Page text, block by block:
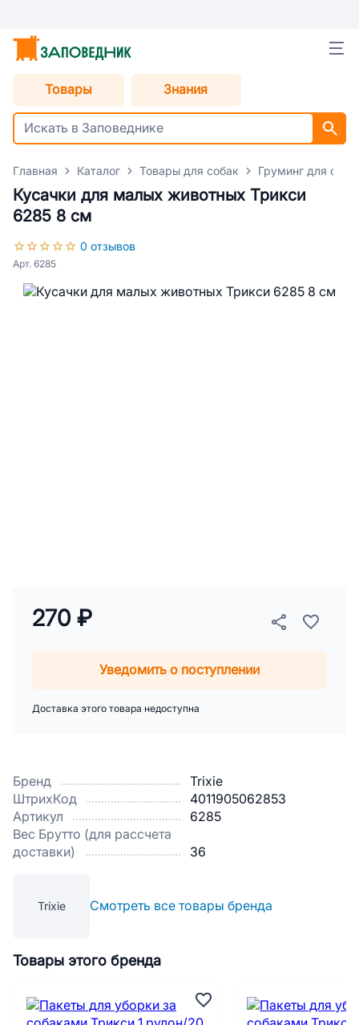
Товары Знания
Главная Каталог Товары для собак Груминг для
Кусачки для малых животных Трикси
6285 8 см
0 отзывов
Арт. 6285
Бренд
Trixie
ШтрихКод
4011905062853
Артикул
6285
Вес Брутто (для рассчета
доставки)
36
Trixie Смотреть все товары бренда
270 ₽
Уведомить о поступлении
Доставка этого товара недоступна
Товары этого бренда